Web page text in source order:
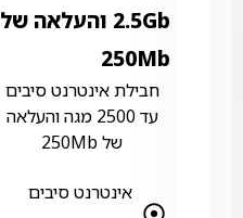
2.5Gb והעלאה של
250Mb
חבילת אינטרנט סיבים
עד 2500 מגה והעלאה
של 250Mb
אינטרנט סיבים